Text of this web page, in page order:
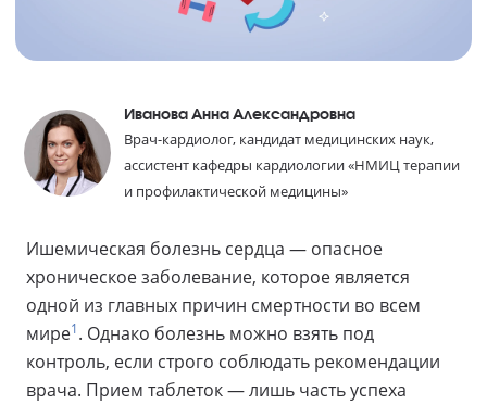
Иванова Анна Александровна
Врач-кардиолог, кандидат медицинских наук,
ассистент кафедры кардиологии «НМИЦ терапии
и профилактической медицины»
Ишемическая болезнь сердца — опасное
хроническое заболевание, которое является
одной из главных причин смертности во всем
мире1. Однако болезнь можно взять под
контроль, если строго соблюдать рекомендации
врача. Прием таблеток — лишь часть успеха